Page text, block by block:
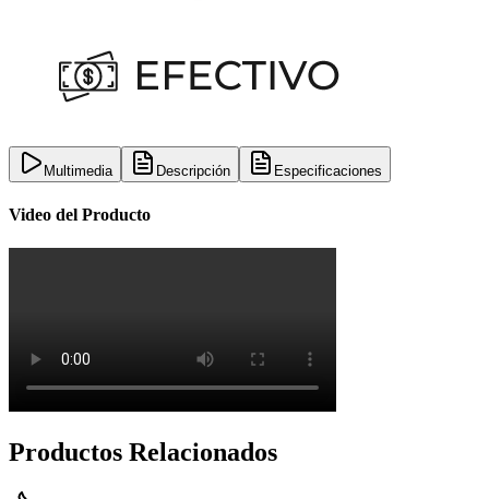
Multimedia Descripción Especificaciones
Video del Producto
Productos Relacionados